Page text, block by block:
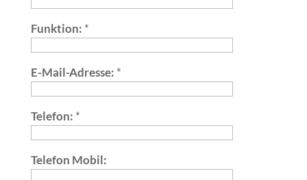
Funktion: *
E-Mail-Adresse: *
Telefon: *
Telefon Mobil: